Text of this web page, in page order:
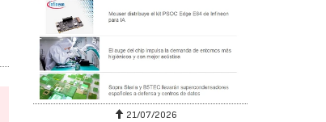
21/07/2026